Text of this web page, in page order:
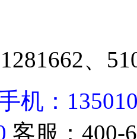
、
机：
客服：400-